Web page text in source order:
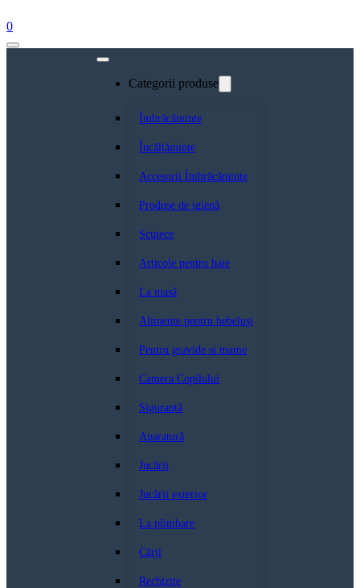
0
Categorii produse
Îmbrăcăminte
Încălțăminte
Accesorii Îmbrăcăminte
Produse de igienă
Scutece
Articole pentru baie
La masă
Alimente pentru bebeluși
Pentru gravide si mame
Camera Copilului
Siguranță
Aparatură
Jucării
Jucării exterior
La plimbare
Cărți
Rechizite